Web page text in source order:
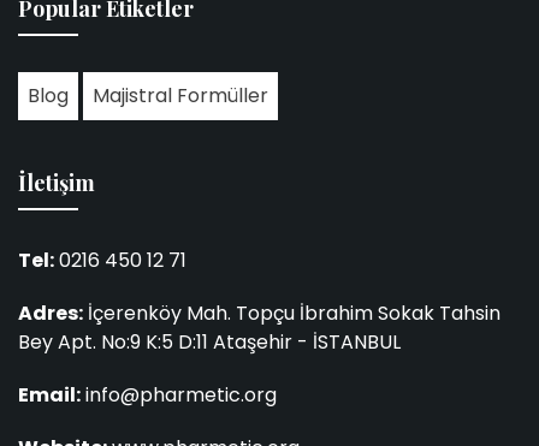
Popular Etiketler
Blog Majistral Formüller
İletişim
Tel:0216 450 12 71
Adres: İçerenköy Mah. Topçu İbrahim Sokak Tahsin
Bey Apt. No:9 K:5 D:11 Ataşehir - İSTANBUL
Email:info@pharmetic.org